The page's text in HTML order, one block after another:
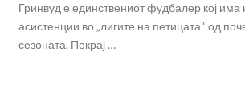
Гринвуд е единствениот фудбалер кој има
асистенции во „лигите на петицата“ од
сезоната. Покрај …